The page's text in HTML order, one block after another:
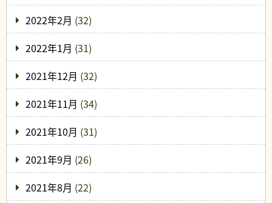
2022年2月 (32)
2022年1月 (31)
2021年12月 (32)
2021年11月 (34)
2021年10月 (31)
2021年9月 (26)
2021年8月 (22)